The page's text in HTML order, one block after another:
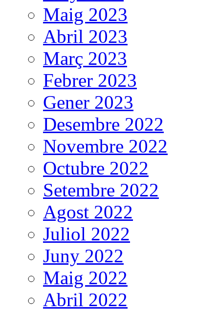
Maig 2023
Abril 2023
Març 2023
Febrer 2023
Gener 2023
Desembre 2022
Novembre 2022
Octubre 2022
Setembre 2022
Agost 2022
Juliol 2022
Juny 2022
Maig 2022
Abril 2022